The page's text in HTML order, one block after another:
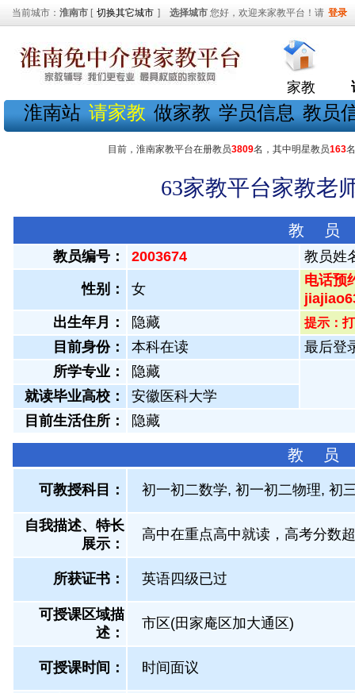
当前城市： 淮南市 [ 切换其它城市 ] 选择城市 您好，欢迎来家教平台！请 登录
家教
淮南站 请家教 做家教 学员信息 教员
目前，淮南家教平台在册教员3809名，其中明星教员163
63家教平台家教老
教 员
教员编号： 2003674 教员姓
性别： 女
电话预
出生年月：
隐藏 提示：
目前身份： 本科在读
最后登
所学专业：
隐藏
就读毕业高校：
安徽医科大学
目前生活住所：
隐藏
教 员
可教授科目： 初一初二数学, 初一初二物理, 初
自我描述、特长
展示 ：
高中在重点高中就读，高考分数
所获证书 ： 英语四级已过
可授课区域描
述：
市区(田家庵区加大通区)
可授课时间： 时间面议